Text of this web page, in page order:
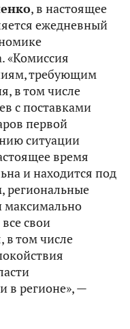
, в настоящее
ежедневный
«Комиссия
требующим
в том числе
с поставками
первой
ситуации
время
и находится под
региональные
максимально
свои
том числе
в регионе», —